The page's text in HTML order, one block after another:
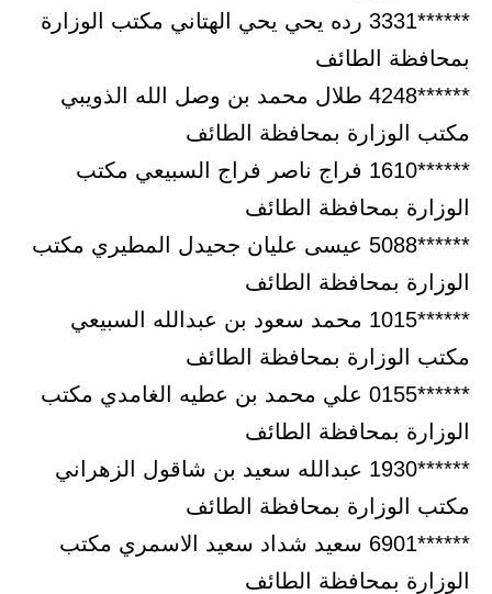
******3331 رده يحي يحي الهتاني مكتب الوزارة
بمحافظة الطائف
******4248 طلال محمد بن وصل الله الذويبي
مكتب الوزارة بمحافظة الطائف
******1610 فراج ناصر فراج السبيعي مكتب
الوزارة بمحافظة الطائف
******5088 عيسى عليان جحيدل المطيري مكتب
الوزارة بمحافظة الطائف
******1015 محمد سعود بن عبدالله السبيعي
مكتب الوزارة بمحافظة الطائف
******0155 علي محمد بن عطيه الغامدي مكتب
الوزارة بمحافظة الطائف
******1930 عبدالله سعيد بن شاقول الزهراني
مكتب الوزارة بمحافظة الطائف
******6901 سعيد شداد سعيد الاسمري مكتب
الوزارة بمحافظة الطائف